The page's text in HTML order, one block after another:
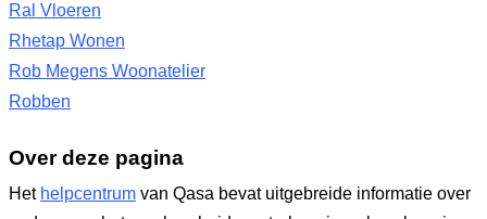
Ral Vloeren
Rhetap Wonen
Rob Megens Woonatelier
Robben
Over deze pagina
Het helpcentrum van Qasa bevat uitgebreide informatie over